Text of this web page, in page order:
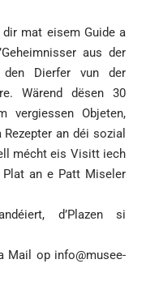
mat eisem Guide a
aus der
Dierfer vun der
Wärend dësen 30
vergiessen Objeten,
an déi sozial
mécht eis Visitt iech
Plat an e Patt Miseler
d’Plazen si
Mail op info@musee-